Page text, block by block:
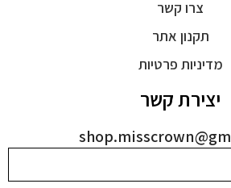
צרו קשר
תקנון אתר
מדיניות פרטיות
יצירת קשר